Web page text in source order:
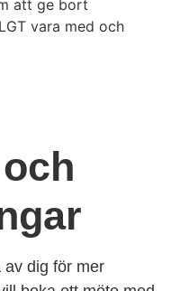
att ge bort
vara med och
av dig för mer